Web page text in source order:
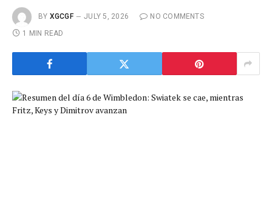
BY XGCGF JULY 5, 2026
NO COMMENTS
1 MIN READ